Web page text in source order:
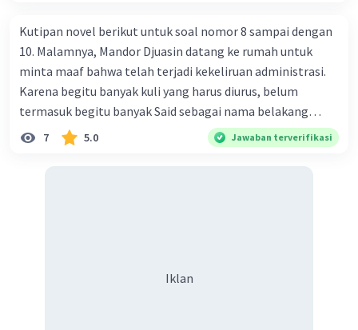
Kutipan novel berikut untuk soal nomor 8 sampai dengan
10. Malamnya, Mandor Djuasin datang ke rumah untuk
minta maaf bahwa telah terjadi kekeliruan administrasi.
Karena begitu banyak kuli yang harus diurus, belum
termasuk begitu banyak Said sebagai nama belakang
orang Melayu. Sekaligus Mandor mengabarkan peraturan
Maskapai yang menyebut bahwa kuli yang tak berijazah
mengiriminya surat yang bagus berlambang Maskapai nan
7 5.0 Jawaban terverifikasi
Iklan